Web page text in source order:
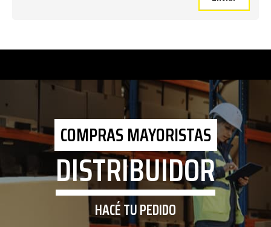
COMPRAS MAYORISTAS
DISTRIBUIDOR
HACÉ TU PEDIDO